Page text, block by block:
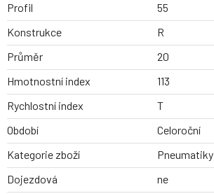
Profil
55
Konstrukce
R
Průměr
20
Hmotnostní index
113
Rychlostní index
T
Období
Celoroční
Kategorie zboží
Pneumatiky
Dojezdová
ne